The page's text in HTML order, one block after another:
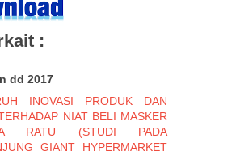
:
dd 2017
INOVASI PRODUK DAN
NIAT BELI MASKER
RATU (STUDI PADA
GIANT HYPERMARKET